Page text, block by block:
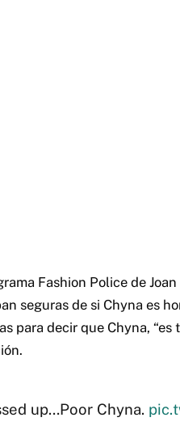
Fashion Police de
seguras de si Chyna es
para decir que Chyna,
up…Poor Chyna.